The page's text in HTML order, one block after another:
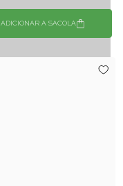
ADICIONAR A SACOLA